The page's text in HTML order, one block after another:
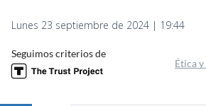
Lunes 23 septiembre de 2024 | 19:44
Seguimos criterios de
Ética